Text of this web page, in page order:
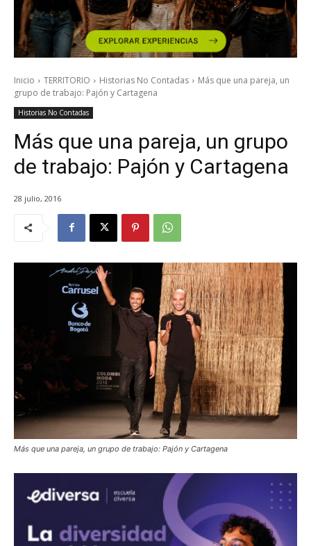
Inicio TERRITORIO Historias No Contadas
Más que una pareja, un
grupo de trabajo: Pajón y Cartagena
Historias No Contadas
Más que una pareja, un grupo
de trabajo: Pajón y Cartagena
28 julio, 2016
Más que una pareja, un grupo de trabajo: Pajón y Cartagena